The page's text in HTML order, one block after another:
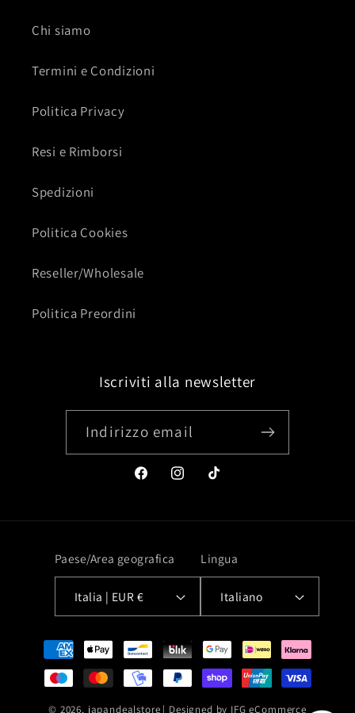
Chi siamo
Termini e Condizioni
Politica Privacy
Resi e Rimborsi
Spedizioni
Politica Cookies
Reseller/Wholesale
Politica Preordini
Iscriviti alla newsletter
Indirizzo email
FacebookInstagramTikTok
Paese/Area geografica
Italia | EUR €
Lingua
Italiano
Metodi
di
pagamento
© 2026, japandealstore | Designed by IFG eCommerce